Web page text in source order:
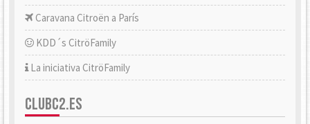
Caravana Citroën a París
KDD´s CitröFamily
La iniciativa CitröFamily
CLUBC2.ES